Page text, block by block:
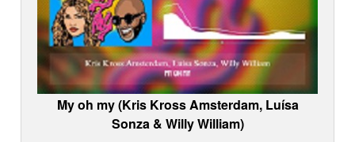
My oh my (Kris Kross Amsterdam, Luísa
Sonza & Willy William)